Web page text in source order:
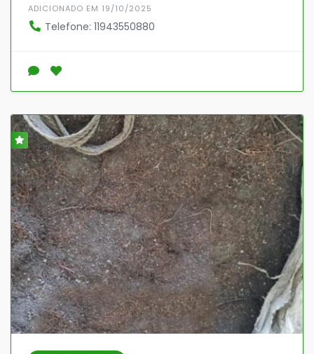
ADICIONADO EM 19/10/2025
Telefone: 11943550880